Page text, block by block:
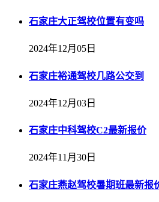
石家庄大正驾校位置有变吗
2024年12月05日
石家庄裕通驾校几路公交到
2024年12月03日
石家庄中科驾校C2最新报价
2024年11月30日
石家庄燕赵驾校暑期班最新报